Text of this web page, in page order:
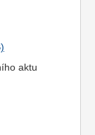
aktu